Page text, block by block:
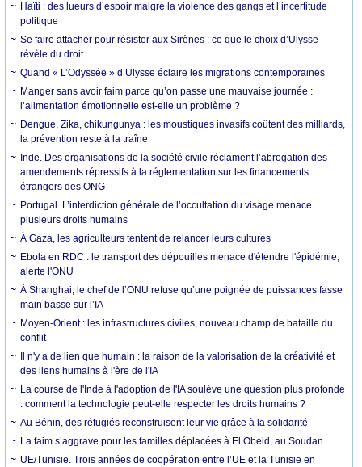
Haïti : des lueurs d’espoir malgré la violence des gangs et l’incertitude
politique
Se faire attacher pour résister aux Sirènes : ce que le choix d’Ulysse
révèle du droit
Quand « L’Odyssée » d’Ulysse éclaire les migrations contemporaines
Manger sans avoir faim parce qu’on passe une mauvaise journée :
l’alimentation émotionnelle est-elle un problème ?
Dengue, Zika, chikungunya : les moustiques invasifs coûtent des milliards,
la prévention reste à la traîne
Inde. Des organisations de la société civile réclament l’abrogation des
amendements répressifs à la réglementation sur les financements
étrangers des ONG
Portugal. L’interdiction générale de l’occultation du visage menace
plusieurs droits humains
À Gaza, les agriculteurs tentent de relancer leurs cultures
Ebola en RDC : le transport des dépouilles menace d'étendre l'épidémie,
alerte l'ONU
À Shanghai, le chef de l’ONU refuse qu’une poignée de puissances fasse
main basse sur l’IA
Moyen-Orient : les infrastructures civiles, nouveau champ de bataille du
conflit
Il n'y a de lien que humain : la raison de la valorisation de la créativité et
des liens humains à l'ère de l'IA
La course de l'Inde à l'adoption de l'IA soulève une question plus profonde
: comment la technologie peut-elle respecter les droits humains ?
Au Bénin, des réfugiés reconstruisent leur vie grâce à la solidarité
La faim s’aggrave pour les familles déplacées à El Obeid, au Soudan
UE/Tunisie. Trois années de coopération entre l’UE et la Tunisie en